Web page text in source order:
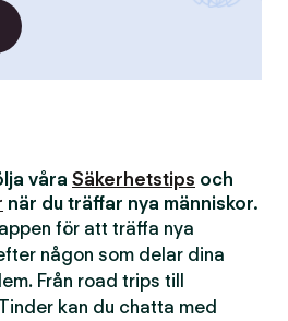
våra Säkerhetstips och
när du träffar nya människor.
för att träffa nya
någon som delar dina
Från road trips till
kan du chatta med